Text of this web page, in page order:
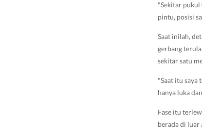
"Sekitar pukul
pintu, posisi
Saat inilah,
gerbang
sekitar satu
"Saat itu saya
hanya luka
Fase itu
berada di luar